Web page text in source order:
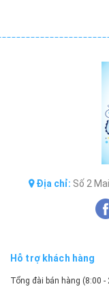
Địa chỉ: Số 2
Hỗ trợ khách hàng
Tổng đài bán hàng (8:00 -